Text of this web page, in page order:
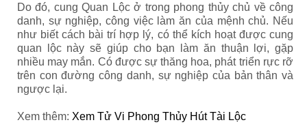
Do đó, cung Quan Lộc ở trong phong thủy chủ về công
danh, sự nghiệp, công việc làm ăn của mệnh chủ. Nếu
như biết cách bài trí hợp lý, có thể kích hoạt được cung
quan lộc này sẽ giúp cho bạn làm ăn thuận lợi, gặp
nhiều may mắn. Có được sự thăng hoa, phát triển rực rỡ
trên con đường công danh, sự nghiệp của bản thân và
ngược lại.
Xem thêm: Xem Tử Vi Phong Thủy Hút Tài Lộc